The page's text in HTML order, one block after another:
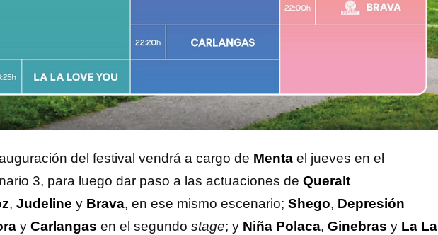
del festival vendrá a cargo de Menta el jueves en el
3, para luego dar paso a las actuaciones de Queralt
, Judeline y Brava, en ese mismo escenario; Shego, Depresión
y Carlangas en el segundo stage; y Niña Polaca, Ginebras y La La